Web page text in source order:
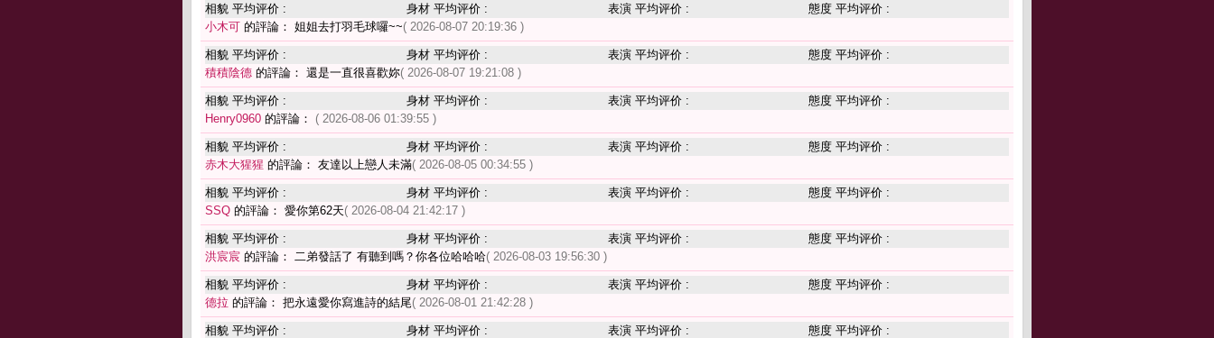
相貌 平均评价 : 身材 平均评价 : 表演 平均评价 :
態度 平均评价 :
小木可 的評論： 姐姐去打羽毛球囉~~( 2026-08-07 20:19:36 )
相貌 平均评价 : 身材 平均评价 : 表演 平均评价 :
態度 平均评价 :
積積陰德 的評論： 還是一直很喜歡妳( 2026-08-07 19:21:08 )
相貌 平均评价 : 身材 平均评价 : 表演 平均评价 :
態度 平均评价 :
Henry0960 的評論： ( 2026-08-06 01:39:55 )
相貌 平均评价 : 身材 平均评价 : 表演 平均评价 :
態度 平均评价 :
赤木大猩猩 的評論： 友達以上戀人未滿( 2026-08-05 00:34:55 )
相貌 平均评价 : 身材 平均评价 : 表演 平均评价 :
態度 平均评价 :
SSQ 的評論： 愛你第62天( 2026-08-04 21:42:17 )
相貌 平均评价 : 身材 平均评价 : 表演 平均评价 :
態度 平均评价 :
洪宸宸 的評論： 二弟發話了 有聽到嗎？你各位哈哈哈( 2026-08-03 19:56:30 )
相貌 平均评价 : 身材 平均评价 : 表演 平均评价 :
態度 平均评价 :
德拉 的評論： 把永遠愛你寫進詩的結尾( 2026-08-01 21:42:28 )
相貌 平均评价 : 身材 平均评价 : 表演 平均评价 :
態度 平均评价 :